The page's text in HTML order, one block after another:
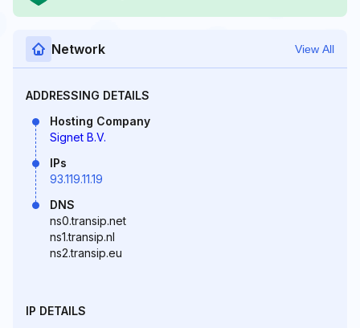
Network View All
ADDRESSING DETAILS
Hosting Company
Signet B.V.
IPs
93.119.11.19
DNS
ns0.transip.net
ns1.transip.nl
ns2.transip.eu
IP DETAILS